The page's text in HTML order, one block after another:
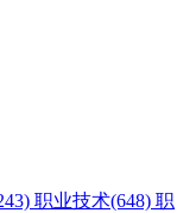
职业技术(648) 职